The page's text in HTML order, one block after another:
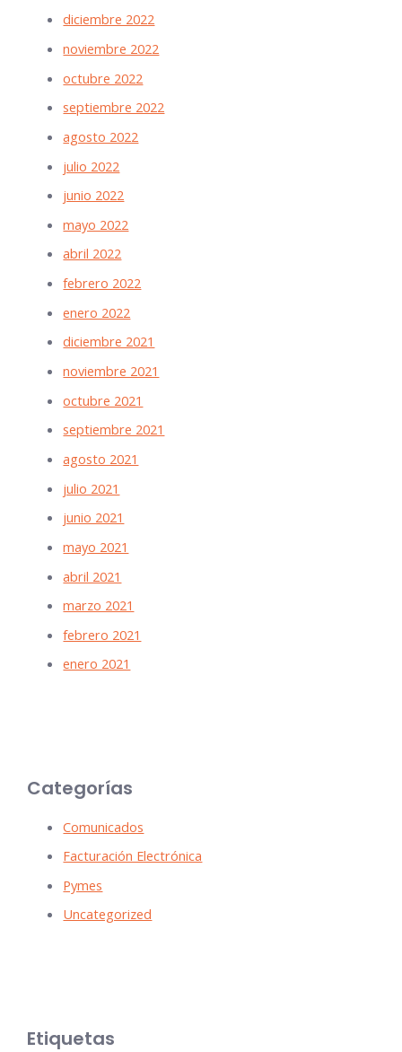
diciembre 2022
noviembre 2022
octubre 2022
septiembre 2022
agosto 2022
julio 2022
junio 2022
mayo 2022
abril 2022
febrero 2022
enero 2022
diciembre 2021
noviembre 2021
octubre 2021
septiembre 2021
agosto 2021
julio 2021
junio 2021
mayo 2021
abril 2021
marzo 2021
febrero 2021
enero 2021
Categorías
Comunicados
Facturación Electrónica
Pymes
Uncategorized
Etiquetas